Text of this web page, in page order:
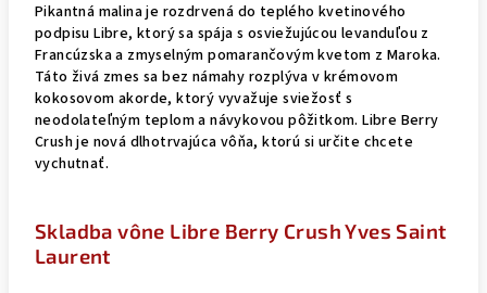
Pikantná malina je rozdrvená do teplého kvetinového
podpisu Libre, ktorý sa spája s osviežujúcou levanduľou z
Francúzska a zmyselným pomarančovým kvetom z Maroka.
Táto živá zmes sa bez námahy rozplýva v krémovom
kokosovom akorde, ktorý vyvažuje sviežosť s
neodolateľným teplom a návykovou pôžitkom. Libre Berry
Crush je nová dlhotrvajúca vôňa, ktorú si určite chcete
vychutnať.
Skladba vône Libre Berry Crush Yves Saint
Laurent